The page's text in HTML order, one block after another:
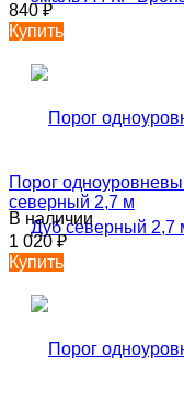
840₽
Купить
Порог
северный 2,7 м
В наличии
1 020₽
Купить